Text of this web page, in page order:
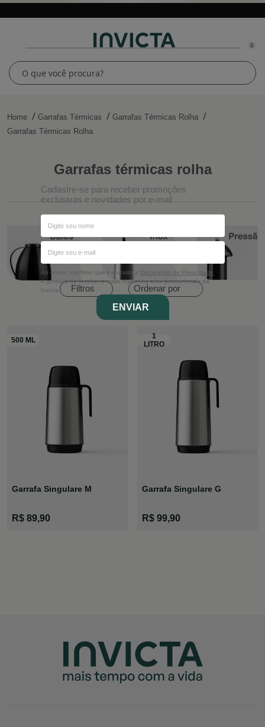
0
Home Garrafas Térmicas
Garrafas Térmicas Rolha
Garrafas Térmicas Rolha
garrafas térmicas rolha
Filtros Ordenar por
Garrafa Singulare M
R$ 89,90
Garrafa Singulare G
R$ 99,90
Cadastre-se para receber promoções
exclusivas e novidades por e-mail
Ao enviar, confirmo que li e aceito a
Declaração de Privacidade
e gostaria de receber e-mails marketing e/ou promocionais da
Invicta
ENVIAR